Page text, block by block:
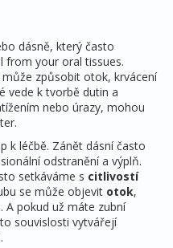
dásně, který často
from your oral tissues.
způsobit otok, krvácení
vede k tvorbě dutin a
nebo úrazy, mohou
k léčbě. Zánět dásní často
odstranění a výplň.
setkáváme s citlivostí
se může objevit otok,
A pokud už máte zubní
souvislosti vytvářejí